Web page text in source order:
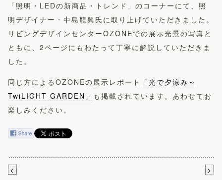
「照明・LEDの新商品・トレンド」のコーナーにて、照
明デザイナー・中島龍興氏に取り上げていただきました。
リビングデザインセンターOZONEでの展示光景の写真と
ともに、2ページにもわたって丁寧に解説していただきま
した。
同じ方によるOZONEの展示レポート
「光で夕涼み～
TwiLIGHT GARDEN」 も掲載されています。あわせてお
楽しみください。
< >